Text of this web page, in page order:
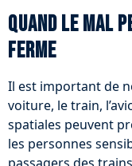
Quand le mal
ferme
Il est important de
voiture, le train,
spatiales peuvent
les personnes
passagers des